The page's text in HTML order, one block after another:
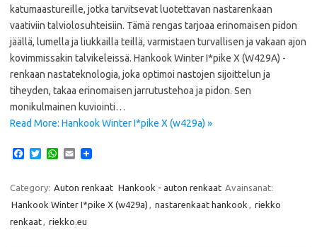
katumaastureille, jotka tarvitsevat luotettavan nastarenkaan
vaativiin talviolosuhteisiin. Tämä rengas tarjoaa erinomaisen pidon
jäällä, lumella ja liukkailla teillä, varmistaen turvallisen ja vakaan ajon
kovimmissakin talvikeleissä. Hankook Winter I*pike X (W429A) -
renkaan nastateknologia, joka optimoi nastojen sijoittelun ja
tiheyden, takaa erinomaisen jarrutustehoa ja pidon. Sen
monikulmainen kuviointi…
Read More: Hankook Winter I*pike X (w429a) »
e
b
o
o
T
t
t
e
r
W
t
s
A
p
E
i
Category: Auton renkaat Hankook - auton renkaat Avainsanat:
Hankook Winter I*pike X (w429a)
nastarenkaat hankook
riekko
renkaat
riekko.eu